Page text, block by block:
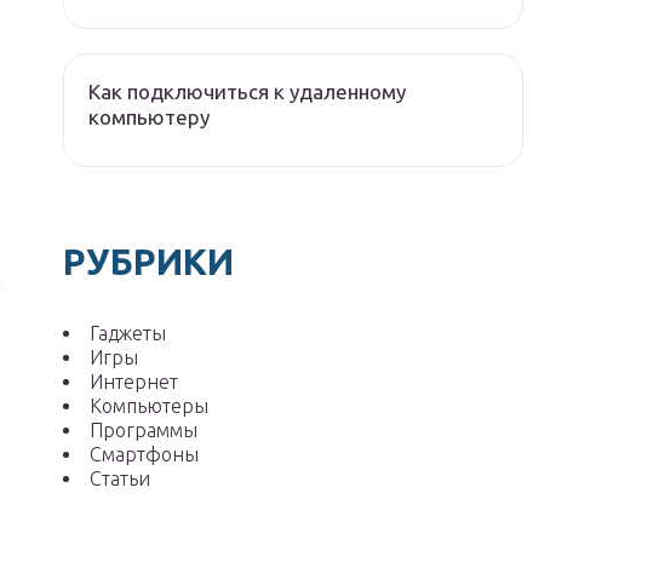
Как подключиться к удаленному
компьютеру
РУБРИКИ
Гаджеты
Игры
Интернет
Компьютеры
Программы
Смартфоны
Статьи